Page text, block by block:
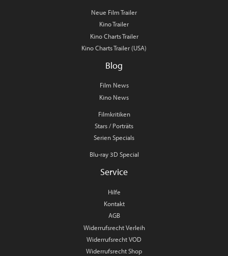
Neue Film Trailer
Kino Trailer
Kino Charts Trailer
Kino Charts Trailer (USA)
Blog
Film News
Kino News
Filmkritiken
Stars / Porträts
Serien Specials
Blu-ray 3D Special
Service
Hilfe
Kontakt
AGB
Widerrufsrecht Verleih
Widerrufsrecht VOD
Widerrufsrecht Shop